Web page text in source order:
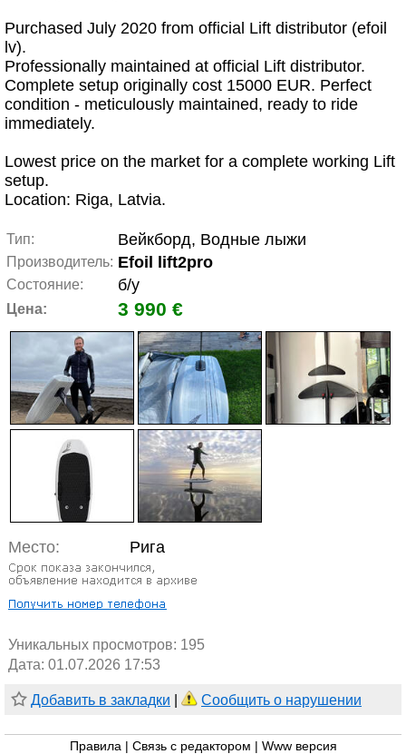
Purchased July 2020 from official Lift distributor (efoil
lv).
Professionally maintained at official Lift distributor.
Complete setup originally cost 15000 EUR. Perfect
condition - meticulously maintained, ready to ride
immediately.
Lowest price on the market for a complete working Lift
setup.
Location: Riga, Latvia.
Тип: Вейкборд, Водные лыжи
Производитель: Efoil lift2pro
Состояние: б/у
Цена: 3 990 €
Место: Рига
Уникальных просмотров: 195
Дата: 01.07.2026 17:53
Добавить в закладки Сообщить о нарушении
Правила Связь с редактором Www версия